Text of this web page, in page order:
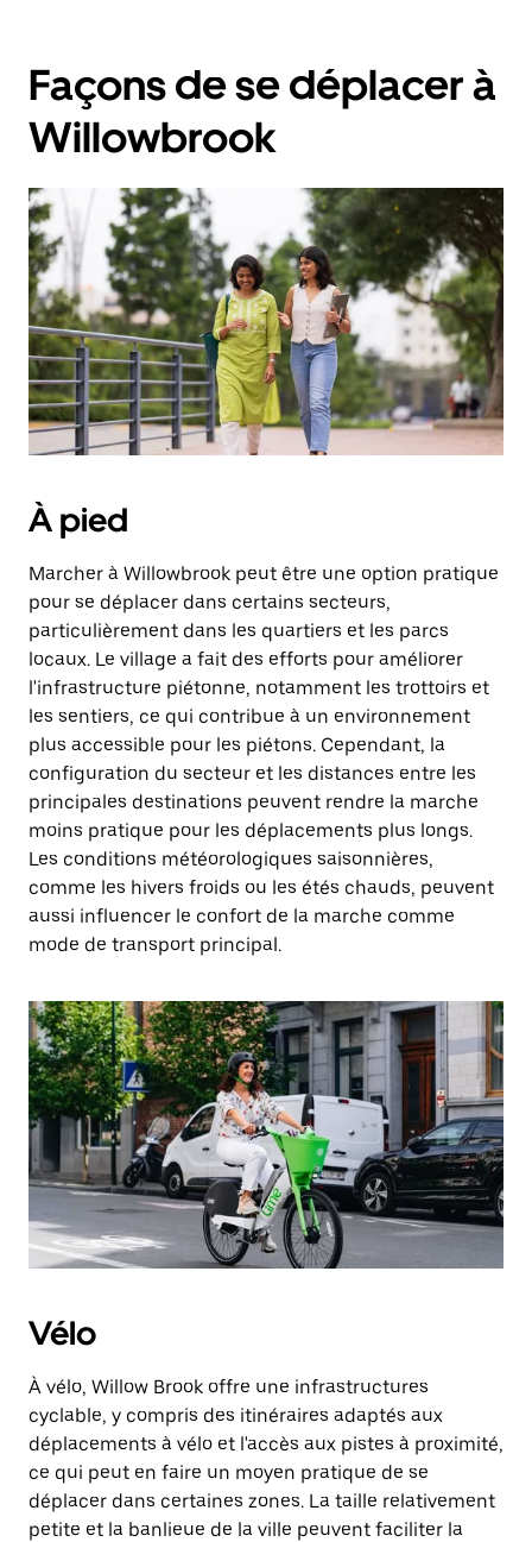
bas
pour
interagir
avec
et
sélectionner
une
date.
Appuyez
sur
la
touche
d'échappement
pour
fermer
le
calendrier.
Façons de se déplacer à
Willowbrook
À pied
Marcher à Willowbrook peut être une option pratique
pour se déplacer dans certains secteurs,
particulièrement dans les quartiers et les parcs
locaux. Le village a fait des efforts pour améliorer
l'infrastructure piétonne, notamment les trottoirs et
les sentiers, ce qui contribue à un environnement
plus accessible pour les piétons. Cependant, la
configuration du secteur et les distances entre les
principales destinations peuvent rendre la marche
moins pratique pour les déplacements plus longs.
Les conditions météorologiques saisonnières,
comme les hivers froids ou les étés chauds, peuvent
aussi influencer le confort de la marche comme
mode de transport principal.
Vélo
À vélo, Willow Brook offre une infrastructures
cyclable, y compris des itinéraires adaptés aux
déplacements à vélo et l'accès aux pistes à proximité,
ce qui peut en faire un moyen pratique de se
déplacer dans certaines zones. La taille relativement
petite et la banlieue de la ville peuvent faciliter la